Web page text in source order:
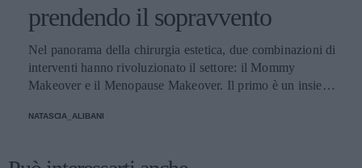
prendendo il sopravvento
Nel panorama della chirurgia estetica, due combinazioni di
interventi hanno rivoluzionato il settore: il Mommy
Makeover e il Menopause Makeover. Il primo è un insieme
donne a recuperare la forma fisica e l'aspetto che avevano
NATASCIA_ALIBANI